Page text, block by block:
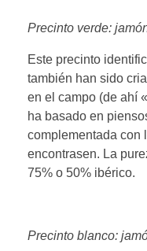
Precinto verde:
Este precinto
también han sido
en el campo (de ahí
ha basado en
complementada con
encontrasen. La
75% o 50% ibérico.
Precinto blanco: